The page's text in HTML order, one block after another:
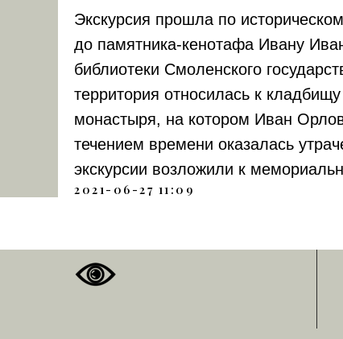
Экскурсия прошла по
до памятника-кенотафа Ивану
библиотеки Смоленского
территория относилась к
монастыря, на котором Иван
течением времени оказалась
экскурсии возложили к
2021-06-27 11:09